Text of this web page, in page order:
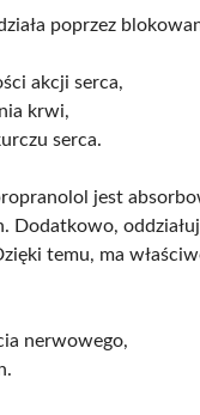
poprzez
akcji serca,
krwi,
serca.
jest
Dodatkowo,
temu, ma
nerwowego,